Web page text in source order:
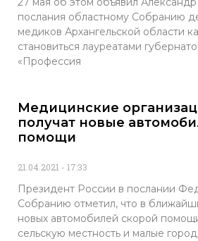
послания областному Собранию
медиков Архангельской области
становиться лауреатами
«Профессия
Медицинские
получат новые
помощи
21.04.2021 17:33
Президент России в послании
Собранию отметил, что в
новых автомобилей скорой
сельскую местность и малые